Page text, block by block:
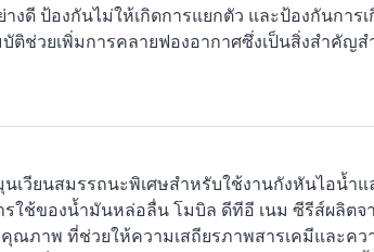
ดี ป้องกันไม่ให้เกิดการแยกตัว และป้องกันการเ
ติช่วยเพิ่มการคลายฟองอากาศซึ่งเป็นสิ่งสำคัญส
วียนสมรรถนะพิเศษสำหรับใช้งานกังหันไอน้ำแ
ใช้ของน้ำมันหล่อลื่น โมบิล ดีทีอี เนม ซีรีส์ผลิตจ
ภาพ ที่ช่วยให้ความเสถียรภาพสารเคมีและคว